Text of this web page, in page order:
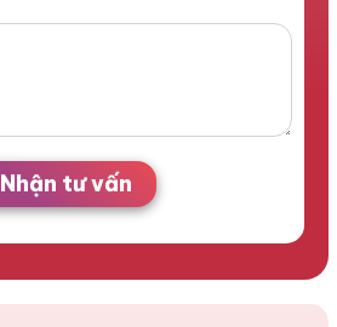
Nhận tư vấn